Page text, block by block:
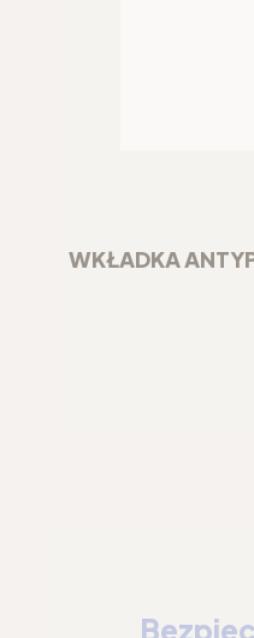
WKŁADKA